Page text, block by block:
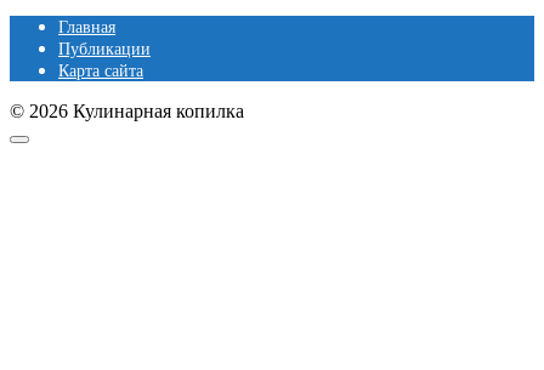
Главная
Публикации
Карта сайта
© 2026 Кулинарная копилка